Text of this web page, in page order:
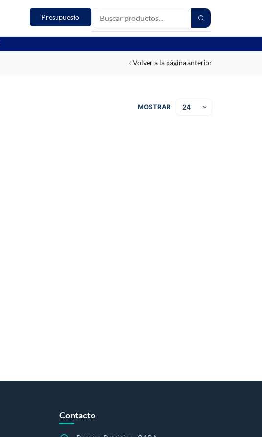
Presupuesto
Volver a la página anterior
MOSTRAR
Contacto